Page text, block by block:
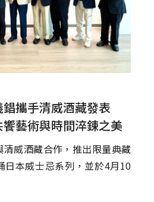
攜手清威酒藏發表
藝術與時間淬鍊之美
威酒藏合作，推出限量典藏
日本威士忌系列，並於4月10